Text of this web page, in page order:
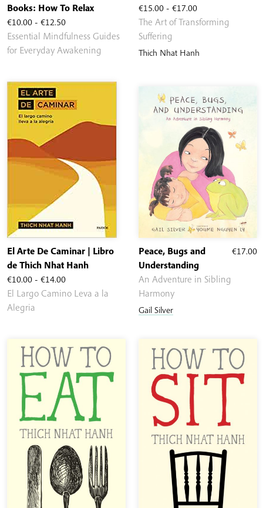
€10.00 - €12.50Rango
de
precios:
€12.50
Books: How To Relax
Essential Mindfulness Guides
for Everyday Awakening
€15.00 - €17.00Rango
de
desde
The Art of Transforming
Suffering
Thich Nhat Hanh
€10.00 - €14.00Rango
de
hasta
€14.00
El Arte De Caminar | Libro
de Thich Nhat Hanh
El Largo Camino Leva a la
Alegria
€17.00
Peace, Bugs and
Understanding
An Adventure in Sibling
Harmony
Gail Silver